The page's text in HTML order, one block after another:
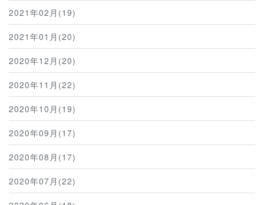
2021年02月(19)
2021年01月(20)
2020年12月(20)
2020年11月(22)
2020年10月(19)
2020年09月(17)
2020年08月(17)
2020年07月(22)